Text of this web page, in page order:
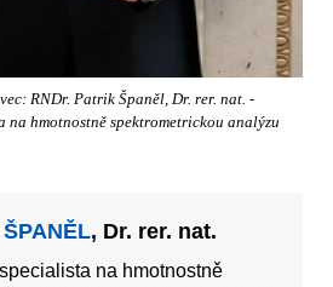
RNDr. Patrik Španěl, Dr. rer. nat. -
na hmotnostně spektrometrickou analýzu
, Dr. rer. nat.
na hmotnostně